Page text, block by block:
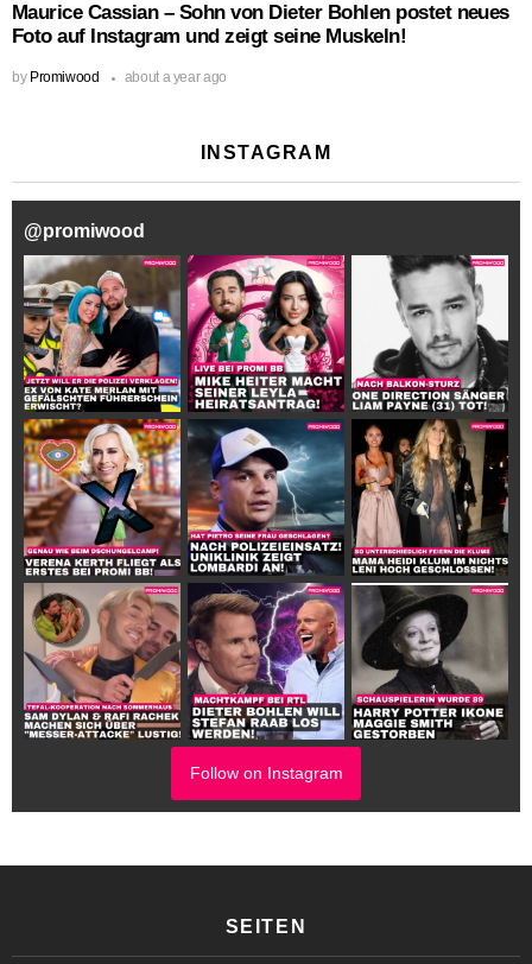
Maurice Cassian – Sohn von Dieter Bohlen postet neues
Foto auf Instagram und zeigt seine Muskeln!
by Promiwood about a year ago
INSTAGRAM
@promiwood
Follow on Instagram
SEITEN